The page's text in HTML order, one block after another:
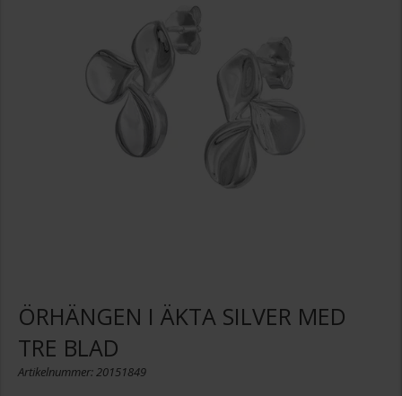
ÖRHÄNGEN I ÄKTA SILVER MED
TRE BLAD
Artikelnummer: 20151849